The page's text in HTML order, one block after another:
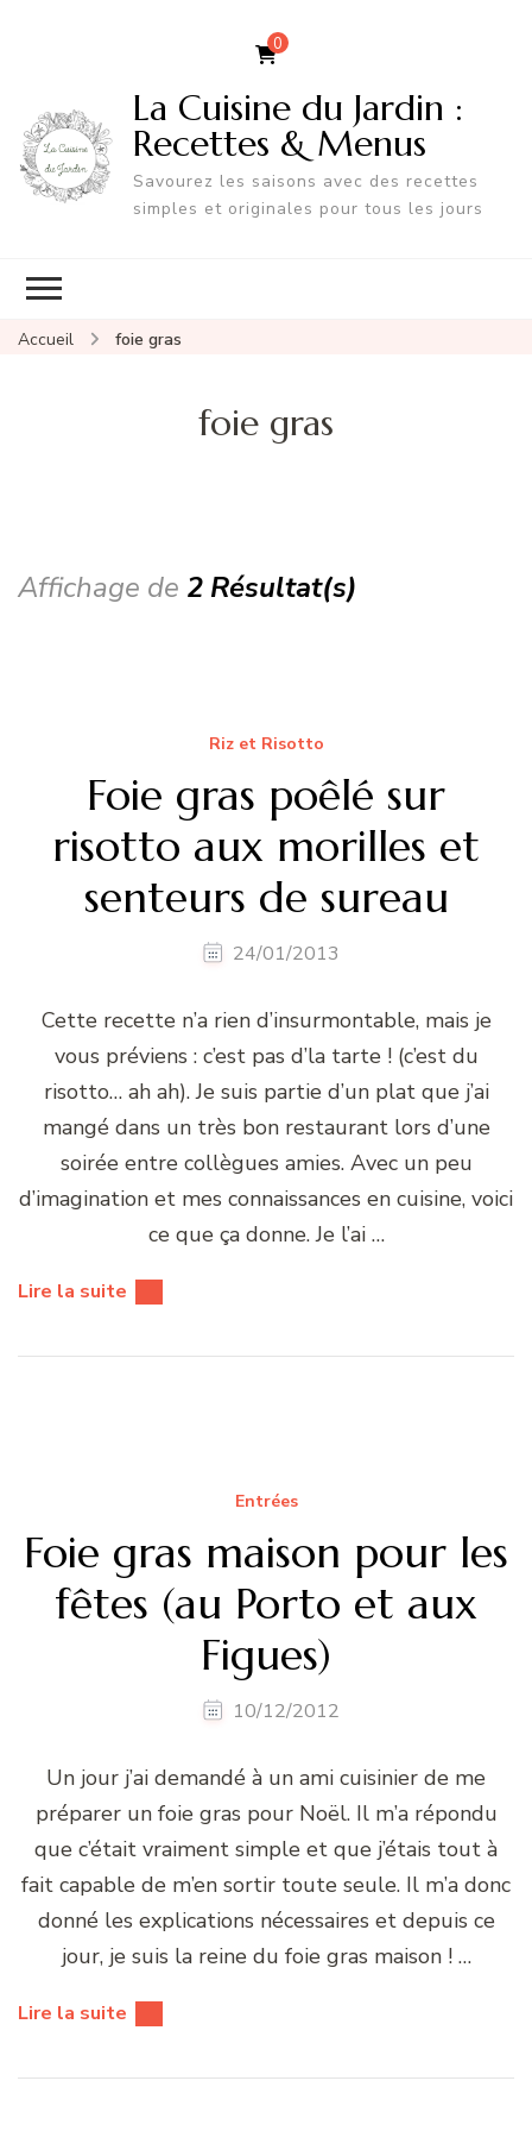
0
La Cuisine du Jardin :
Recettes & Menus
Savourez les saisons avec des recettes
simples et originales pour tous les jours
Accueil foie gras
foie gras
Affichage de 2 Résultat(s)
Riz et Risotto
Foie gras poêlé sur
risotto aux morilles et
senteurs de sureau
24/01/2013
Cette recette n’a rien d’insurmontable, mais je
vous préviens : c’est pas d’la tarte ! (c’est du
risotto… ah ah). Je suis partie d’un plat que j’ai
mangé dans un très bon restaurant lors d’une
soirée entre collègues amies. Avec un peu
d’imagination et mes connaissances en cuisine, voici
ce que ça donne. Je l’ai …
Lire la suite
Entrées
Foie gras maison pour les
fêtes (au Porto et aux
Figues)
10/12/2012
Un jour j’ai demandé à un ami cuisinier de me
préparer un foie gras pour Noël. Il m’a répondu
que c’était vraiment simple et que j’étais tout à
fait capable de m’en sortir toute seule. Il m’a donc
donné les explications nécessaires et depuis ce
jour, je suis la reine du foie gras maison ! …
Lire la suite